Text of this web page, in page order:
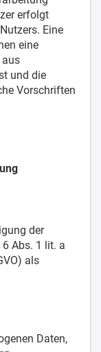
erfolgt
Eine
eine
aus
und die
Vorschriften
der
Abs. 1 lit. a
als
Daten,